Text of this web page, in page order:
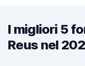
I migliori 5
Reus nel